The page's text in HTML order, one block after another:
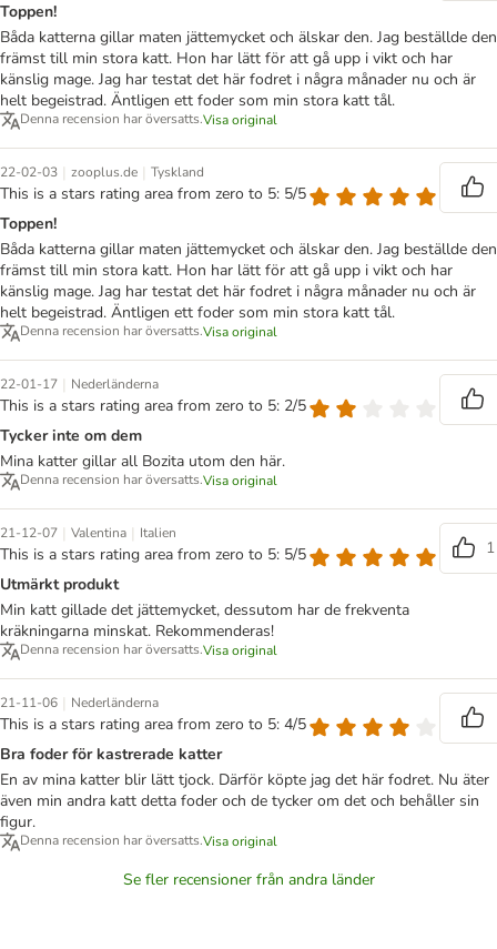
Toppen!
Båda katterna gillar maten jättemycket och älskar den. Jag beställde den
främst till min stora katt. Hon har lätt för att gå upp i vikt och har
känslig mage. Jag har testat det här fodret i några månader nu och är
helt begeistrad. Äntligen ett foder som min stora katt tål.
Denna recension har översatts.Visa original
22-02-03 | zooplus.de | Tyskland
This is a stars rating area from zero to 5: 5/5
Toppen!
Båda katterna gillar maten jättemycket och älskar den. Jag beställde den
främst till min stora katt. Hon har lätt för att gå upp i vikt och har
känslig mage. Jag har testat det här fodret i några månader nu och är
helt begeistrad. Äntligen ett foder som min stora katt tål.
Denna recension har översatts.Visa original
22-01-17 | Nederländerna
This is a stars rating area from zero to 5: 2/5
Tycker inte om dem
Mina katter gillar all Bozita utom den här.
Denna recension har översatts.Visa original
21-12-07 | Valentina | Italien
This is a stars rating area from zero to 5: 5/5
1
Utmärkt produkt
Min katt gillade det jättemycket, dessutom har de frekventa
kräkningarna minskat. Rekommenderas!
Denna recension har översatts.Visa original
21-11-06 | Nederländerna
This is a stars rating area from zero to 5: 4/5
Bra foder för kastrerade katter
En av mina katter blir lätt tjock. Därför köpte jag det här fodret. Nu äter
även min andra katt detta foder och de tycker om det och behåller sin
figur.
Denna recension har översatts.Visa original
Se fler recensioner från andra länder